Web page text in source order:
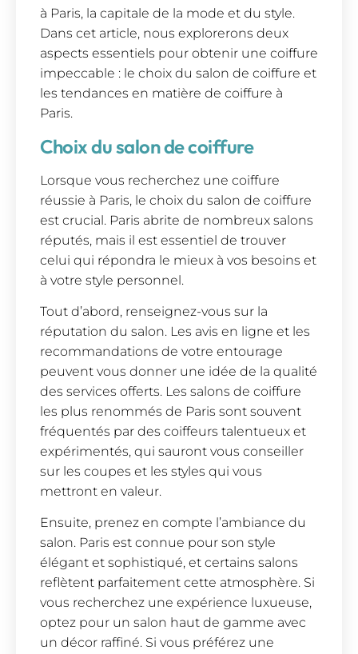
à Paris, la capitale de la mode et du style.
Dans cet article, nous explorerons deux
aspects essentiels pour obtenir une coiffure
impeccable : le choix du salon de coiffure et
les tendances en matière de coiffure à
Paris.
Choix du salon de coiffure
Lorsque vous recherchez une coiffure
réussie à Paris, le choix du salon de coiffure
est crucial. Paris abrite de nombreux salons
réputés, mais il est essentiel de trouver
celui qui répondra le mieux à vos besoins et
à votre style personnel.
Tout d’abord, renseignez-vous sur la
réputation du salon. Les avis en ligne et les
recommandations de votre entourage
peuvent vous donner une idée de la qualité
des services offerts. Les salons de coiffure
les plus renommés de Paris sont souvent
fréquentés par des coiffeurs talentueux et
expérimentés, qui sauront vous conseiller
sur les coupes et les styles qui vous
mettront en valeur.
Ensuite, prenez en compte l’ambiance du
salon. Paris est connue pour son style
élégant et sophistiqué, et certains salons
reflètent parfaitement cette atmosphère. Si
vous recherchez une expérience luxueuse,
optez pour un salon haut de gamme avec
un décor raffiné. Si vous préférez une